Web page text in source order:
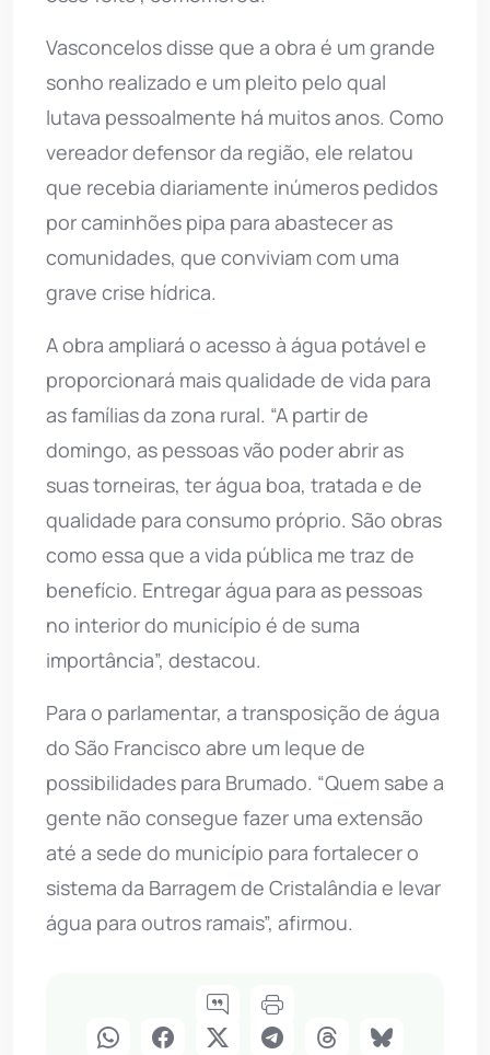
Vasconcelos disse que a obra é um grande
sonho realizado e um pleito pelo qual
lutava pessoalmente há muitos anos. Como
vereador defensor da região, ele relatou
que recebia diariamente inúmeros pedidos
por caminhões pipa para abastecer as
comunidades, que conviviam com uma
grave crise hídrica.
A obra ampliará o acesso à água potável e
proporcionará mais qualidade de vida para
as famílias da zona rural. “A partir de
domingo, as pessoas vão poder abrir as
suas torneiras, ter água boa, tratada e de
qualidade para consumo próprio. São obras
como essa que a vida pública me traz de
benefício. Entregar água para as pessoas
no interior do município é de suma
importância”, destacou.
Para o parlamentar, a transposição de água
do São Francisco abre um leque de
possibilidades para Brumado. “Quem sabe a
gente não consegue fazer uma extensão
até a sede do município para fortalecer o
sistema da Barragem de Cristalândia e levar
água para outros ramais”, afirmou.